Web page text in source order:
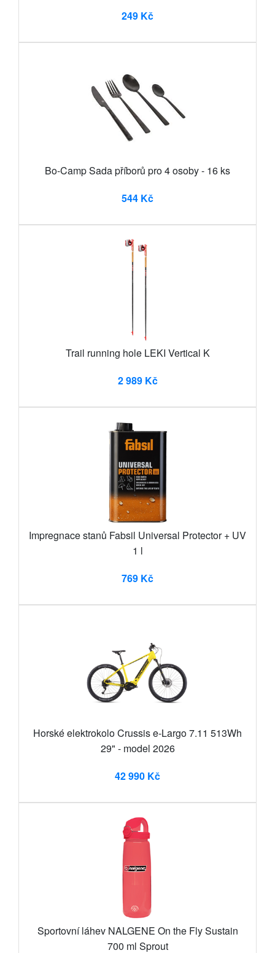
249 Kč
Bo-Camp Sada příborů pro 4 osoby - 16 ks
544 Kč
Trail running hole LEKI Vertical K
2 989 Kč
Impregnace stanů Fabsil Universal Protector + UV
1 l
769 Kč
Horské elektrokolo Crussis e-Largo 7.11 513Wh
29" - model 2026
42 990 Kč
Sportovní láhev NALGENE On the Fly Sustain
700 ml Sprout